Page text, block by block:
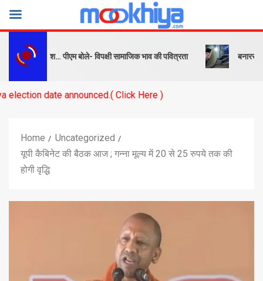
और संदेश… पीएम बोले- विपक्षी सामाजिक भाव की पवित्रता बनारस स्टेशन के
announced.( Click Here )
Home
Uncategorized
यूपी कैबिनेट की बैठक आज ; गन्ना मूल्य में 20 से 25 रुपये तक की
होगी वृद्धि